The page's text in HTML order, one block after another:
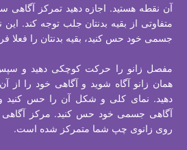
آن نقطه هستید. اجازه دهید تمرکز
متفاوتی از بقیه بدنتان جلب توجه کند.
جسمی خود حس کنید، بقیه بدنتان را فعلا
مفصل زانو را حرکت کوچکی دهید و سپس
همان زانو آگاه شوید و آگاهی خود را
دهید. نمای کلی و شکل آن را حس کنید
آگاهی جسمی خود حس کنید. مرکز آگاهی
روی زانوی چپ شما متمرکز شده است.